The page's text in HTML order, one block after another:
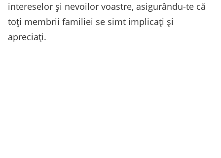
intereselor și nevoilor voastre, asigurându-te că
toți membrii familiei se simt implicați și
apreciați.